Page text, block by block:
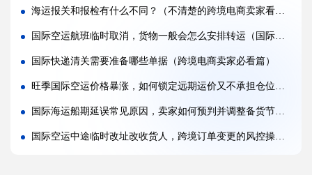
国际空运和国际快递到底有哪些核心区别（国际物流干货知识分享）
国际空运计费重与实际重、体积重怎么换算（国际空运干货知识分享）
国际空运客机和全货机分别适合运什么货物（国际空运干货知识分享）
如何查询国际快递实时物流轨迹?(国际快递干货知识分享)
海运报关和报检有什么不同？（不清楚的跨境电商卖家看过来）
国际空运航班临时取消，货物一般会怎么安排转运（国际空运干货知识分享）
国际快递清关需要准备哪些单据（跨境电商卖家必看篇）
旺季国际空运价格暴涨，如何锁定远期运价又不承担仓位弃订违约金（跨境电商卖家如何告别被动加价局面）
国际海运船期延误常见原因，卖家如何预判并调整备货节奏（国际海运干货知识分享）
国际空运中途临时改址改收货人，跨境订单变更的风控操作流程（国际空运干货知识分享）